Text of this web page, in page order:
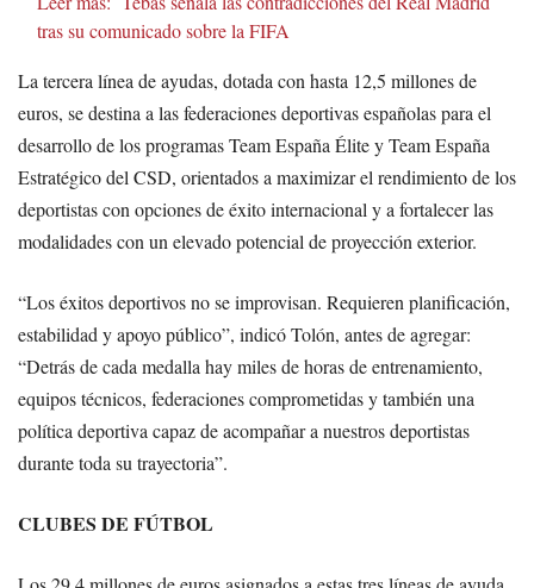
tras su comunicado sobre la FIFA
La tercera línea de ayudas, dotada con hasta 12,5 millones de
euros, se destina a las federaciones deportivas españolas para el
desarrollo de los programas Team España Élite y Team España
Estratégico del CSD, orientados a maximizar el rendimiento de los
deportistas con opciones de éxito internacional y a fortalecer las
modalidades con un elevado potencial de proyección exterior.
“Los éxitos deportivos no se improvisan. Requieren planificación,
estabilidad y apoyo público”, indicó Tolón, antes de agregar:
“Detrás de cada medalla hay miles de horas de entrenamiento,
equipos técnicos, federaciones comprometidas y también una
política deportiva capaz de acompañar a nuestros deportistas
durante toda su trayectoria”.
CLUBES DE FÚTBOL